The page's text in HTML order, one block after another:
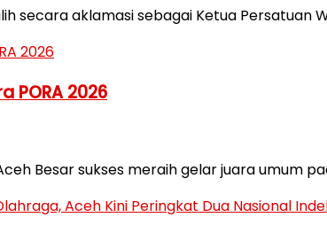
secara aklamasi sebagai Ketua Persatuan
PORA 2026
Besar sukses meraih gelar juara umum